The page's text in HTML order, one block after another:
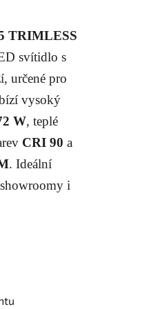
TRIMLESS
svítidlo s
určené pro
vysoký
W, teplé
CRI 90 a
. Ideální
i